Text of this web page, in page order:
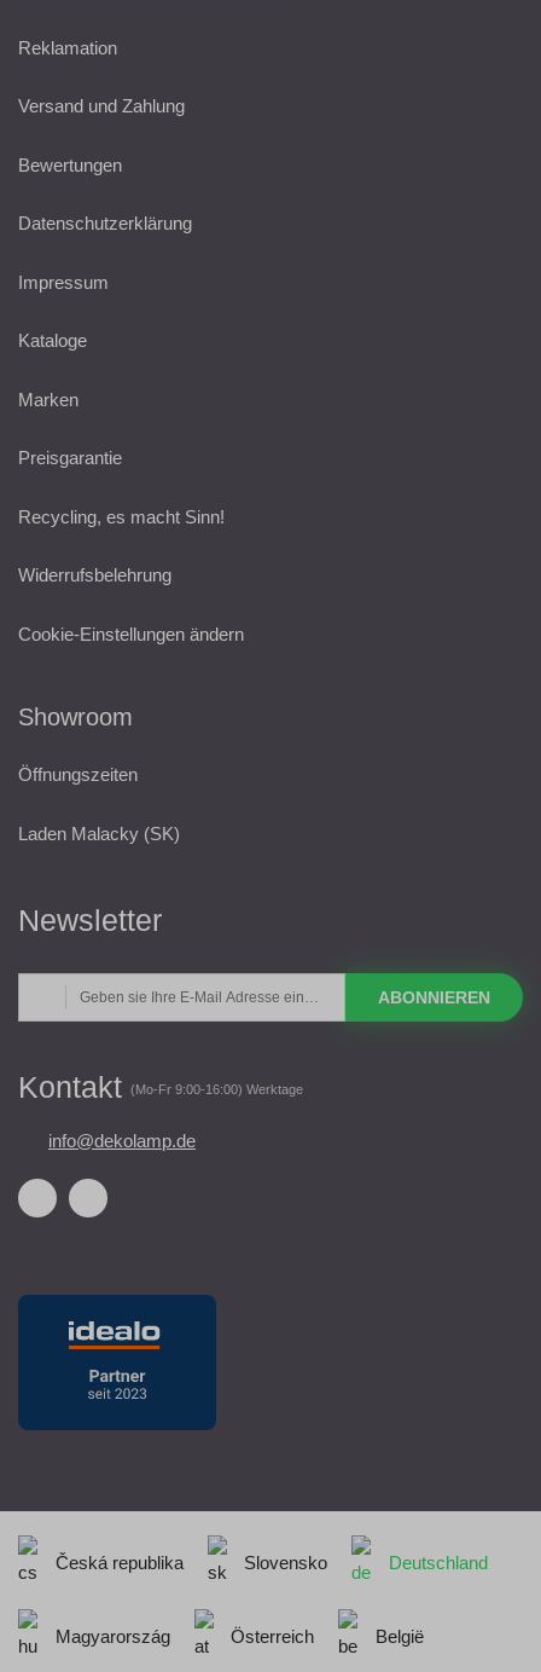
Reklamation
Versand und Zahlung
Bewertungen
Datenschutzerklärung
Impressum
Kataloge
Marken
Preisgarantie
Recycling, es macht Sinn!
Widerrufsbelehrung
Cookie-Einstellungen ändern
Showroom
Öffnungszeiten
Laden Malacky (SK)
Newsletter
ABONNIEREN
Kontakt (Mo-Fr 9:00-16:00) Werktage
info@dekolamp.de
Česká republika Slovensko Deutschland
Magyarország Österreich België